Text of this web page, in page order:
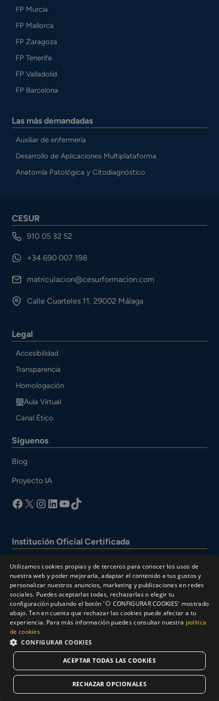
FP Murcia
FP Mallorca
FP Zaragoza
FP Tenerife
FP Valladolid
FP Barcelona
Las más demandadas
Auxiliar de enfermería
Desarrollo de Aplicaciones Multiplataforma
Anatomía Patológica y Citodiagnóstico
CESUR
910 05 32 52
+34 690 007 198
matriculacion@cesurformacion.com
Calle Cuarteles 11, 29002 Málaga
Legal
Accesibilidad
Transparencia
Homologación
Aula Virtual
Canal Ético
Síguenos
Blog
Proyecto IA
facebook
X Instagram
LinkedIn
YouTube
TikTok
Institución Oficial Certificada
Aviso Legal
Política de Cookies
Solicitar Información
Utilizamos cookies propias y de terceros para conocer los usos de
nuestra web y poder mejorarla, adaptar el contenido a tus gustos y
personalizar nuestros anuncios, marketing y publicaciones en redes
sociales. Puedes aceptarlas todas, rechazarlas o elegir tu
configuración pulsando el botón '
CONFIGURAR COOKIES' mostrado
abajo. Ten en cuenta que rechazar las cookies puede afectar a tu
experiencia. Para más información puedes consultar nuestra política
de cookies
CONFIGURAR COOKIES
ACEPTAR TODAS LAS COOKIES
RECHAZAR OPCIONALES